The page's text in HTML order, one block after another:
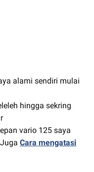
alami sendiri mulai
hingga sekring
vario 125 saya
Cara mengatasi